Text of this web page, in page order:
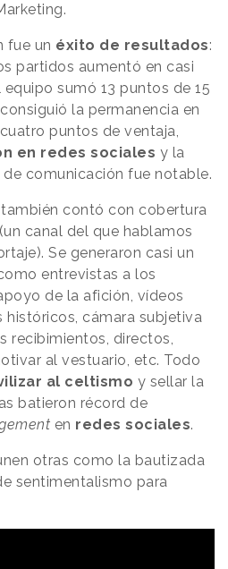
fue un éxito de resultados:
partidos aumentó en casi
sumó 13 puntos de 15
la permanencia en
puntos de ventaja,
en redes sociales y la
comunicación fue notable.
también contó con cobertura
(un canal del que hablamos
Se generaron casi un
entrevistas a los
de la afición, vídeos
cámara subjetiva
recibimientos, directos,
al vestuario, etc. Todo
al celtismo y sellar la
batieron récord de
en redes sociales.
otras como la bautizada
sentimentalismo para